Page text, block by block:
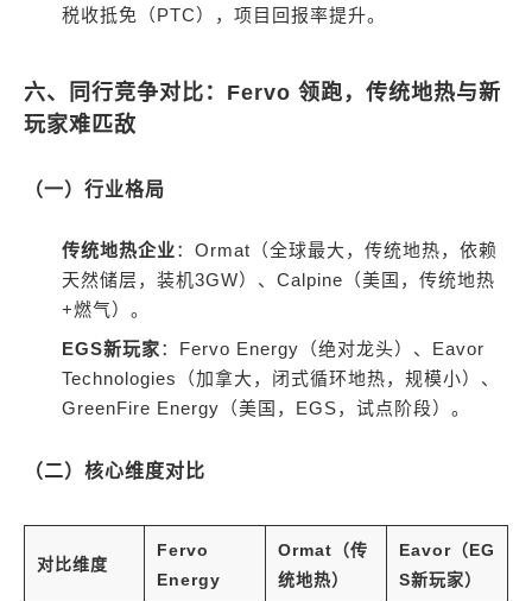
税收抵免（PTC），项目回报率提升。
六、同行竞争对比：Fervo 领跑，传统地热与新
玩家难匹敌
（一）行业格局
传统地热企业：Ormat（全球最大，传统地热，依赖
天然储层，装机3GW）、Calpine（美国，传统地热
+燃气）。
EGS新玩家：Fervo Energy（绝对龙头）、Eavor
Technologies（加拿大，闭式循环地热，规模小）、
GreenFire Energy（美国，EGS，试点阶段）。
（二）核心维度对比
对比维度
Fervo
Energy
Ormat（传
统地热）
Eavor（EG
S新玩家）